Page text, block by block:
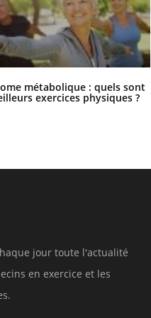
métabolique : quels sont
exercices physiques ?
jour toute l'actualité
en exercice et les